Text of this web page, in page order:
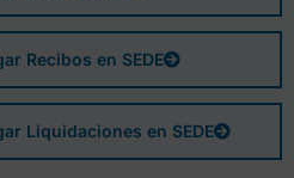
Recibos en SEDE
Liquidaciones en SEDE